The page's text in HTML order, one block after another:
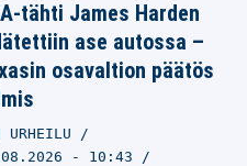
tähti James Harden
ase autossa –
osavaltion päätös
URHEILU
- 10:43